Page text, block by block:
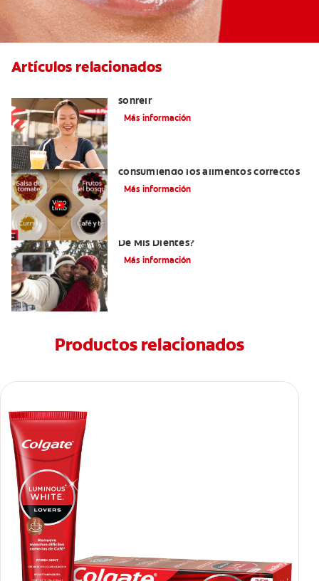
Artículos relacionados
sonreír
Más información
consumiendo los alimentos correctos
Más información
De Mis Dientes?
Más información
Productos relacionados